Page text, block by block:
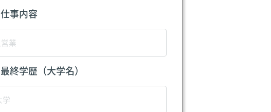
仕事内容
最終学歴（大学名）